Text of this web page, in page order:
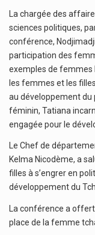
La chargée des
sciences politiques,
conférence,
participation des
exemples de femmes
les femmes et les
au développement du
féminin, Tatiana
engagée pour le
Le Chef de
Kelma Nicodème, a
filles à s’engrer en
développement du
La conférence a
place de la femme